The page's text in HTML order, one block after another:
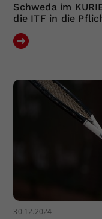
Schweda im
die ITF in die
30.12.2024